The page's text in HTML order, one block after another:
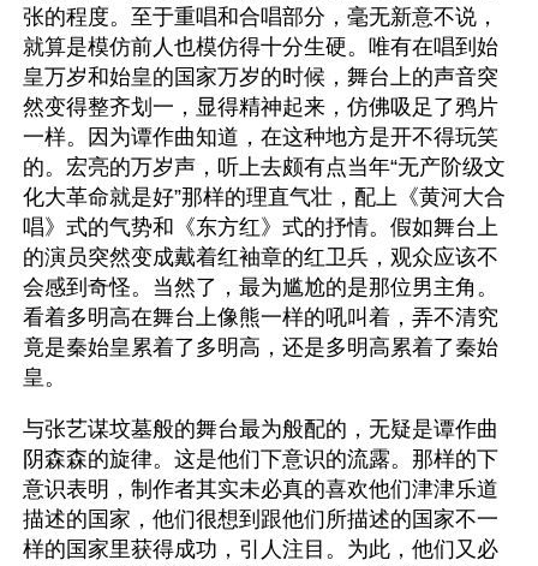
张的程度。至于重唱和合唱部分，毫无新意不说，
就算是模仿前人也模仿得十分生硬。唯有在唱到始
皇万岁和始皇的国家万岁的时候，舞台上的声音突
然变得整齐划一，显得精神起来，仿佛吸足了鸦片
一样。因为谭作曲知道，在这种地方是开不得玩笑
的。宏亮的万岁声，听上去颇有点当年“无产阶级文
化大革命就是好”那样的理直气壮，配上《黄河大合
唱》式的气势和《东方红》式的抒情。假如舞台上
的演员突然变成戴着红袖章的红卫兵，观众应该不
会感到奇怪。当然了，最为尴尬的是那位男主角。
看着多明高在舞台上像熊一样的吼叫着，弄不清究
竟是秦始皇累着了多明高，还是多明高累着了秦始
皇。
与张艺谋坟墓般的舞台最为般配的，无疑是谭作曲
阴森森的旋律。这是他们下意识的流露。那样的下
意识表明，制作者其实未必真的喜欢他们津津乐道
描述的国家，他们很想到跟他们所描述的国家不一
样的国家里获得成功，引人注目。为此，他们又必